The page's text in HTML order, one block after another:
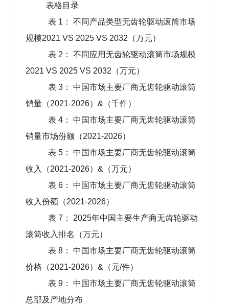
表格目录
表 1： 不同产品类型无齿轮驱动滚筒市场
规模2021 VS 2025 VS 2032（万元）
表 2： 不同应用无齿轮驱动滚筒市场规模
2021 VS 2025 VS 2032（万元）
表 3： 中国市场主要厂商无齿轮驱动滚筒
销量（2021-2026）&（千件）
表 4： 中国市场主要厂商无齿轮驱动滚筒
销量市场份额（2021-2026）
表 5： 中国市场主要厂商无齿轮驱动滚筒
收入（2021-2026）&（万元）
表 6： 中国市场主要厂商无齿轮驱动滚筒
收入份额（2021-2026）
表 7： 2025年中国主要生产商无齿轮驱动
滚筒收入排名（万元）
表 8： 中国市场主要厂商无齿轮驱动滚筒
价格（2021-2026）&（元/件）
表 9： 中国市场主要厂商无齿轮驱动滚筒
总部及产地分布